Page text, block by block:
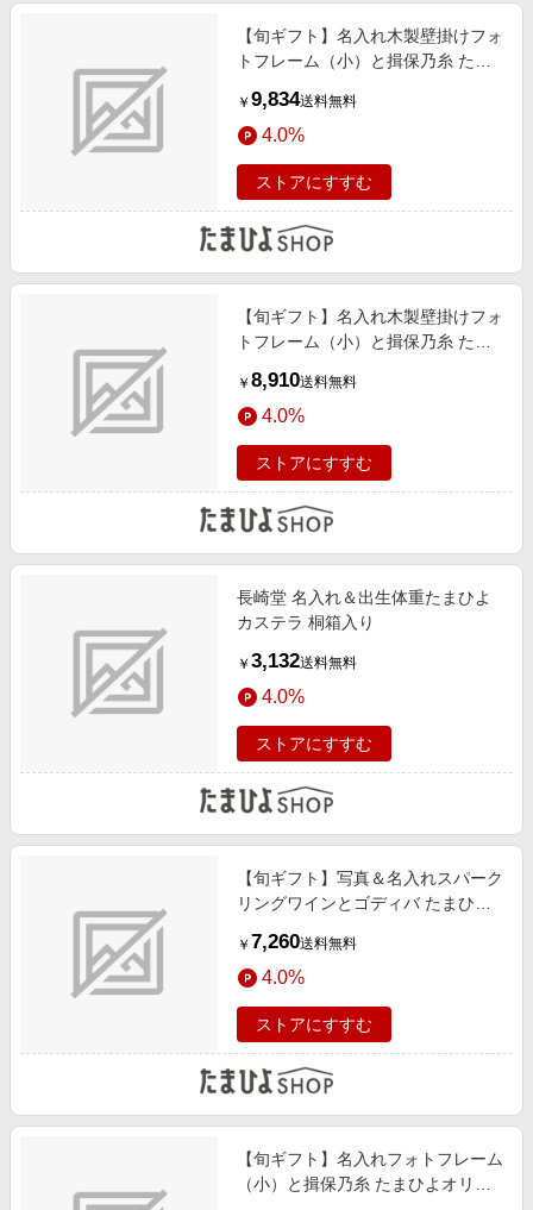
【旬ギフト】名入れ木製壁掛けフォ
トフレーム（小）と揖保乃糸 たま
￥ 9,834送料無料
4.0%
ストアにすすむ
【旬ギフト】名入れ木製壁掛けフォ
トフレーム（小）と揖保乃糸 たま
￥ 8,910送料無料
4.0%
ストアにすすむ
長崎堂 名入れ＆出生体重たまひよ
カステラ 桐箱入り
￥ 3,132送料無料
4.0%
ストアにすすむ
【旬ギフト】写真＆名入れスパーク
リングワインとゴディバ たまひよ
クッキー11個入
￥ 7,260送料無料
4.0%
ストアにすすむ
【旬ギフト】名入れフォトフレーム
（小）と揖保乃糸 たまひよオリジ